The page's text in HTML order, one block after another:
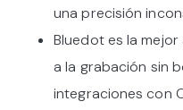
una precisión
Bluedot es la
a la grabación sin
integraciones con